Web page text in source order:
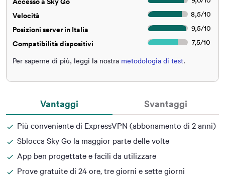
Velocità
8,5/10
Posizioni server in Italia
9,5/10
Compatibilità dispositivi
7,5/10
Per saperne di più, leggi la nostra metodologia di test.
Vantaggi
Più conveniente di ExpressVPN (abbonamento di 2 anni)
Sblocca Sky Go la maggior parte delle volte
App ben progettate e facili da utilizzare
Prove gratuite di 24 ore, tre giorni e sette giorni
Svantaggi